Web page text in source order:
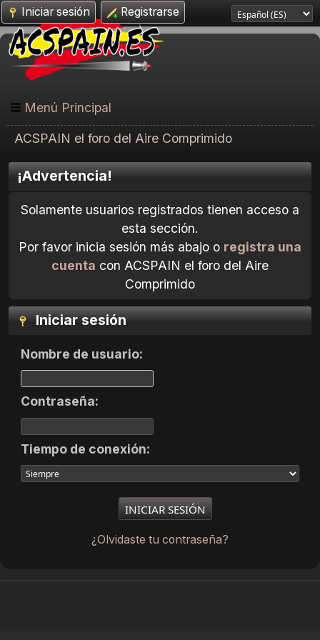
Iniciar sesión Registrarse
Menú Principal
ACSPAIN el foro del Aire Comprimido
¡Advertencia!
Solamente usuarios registrados tienen acceso a
esta sección.
Por favor inicia sesión más abajo o registra una
cuenta con ACSPAIN el foro del Aire
Comprimido
Iniciar sesión
Nombre de usuario:
Contraseña:
Tiempo de conexión:
¿Olvidaste tu contraseña?